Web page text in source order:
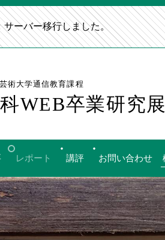
サーバー移行しました。
術大学通信教育課程
WEB卒業研究展
レポート 講評 お問い合わせ